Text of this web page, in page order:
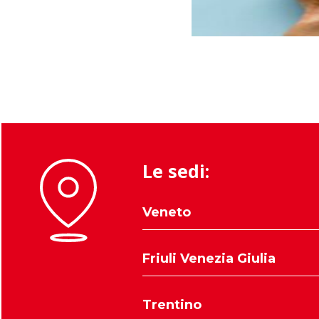
Le sedi:
Veneto
Belluno
Treviso
Friuli Venezia Giulia
Udine
Trentino